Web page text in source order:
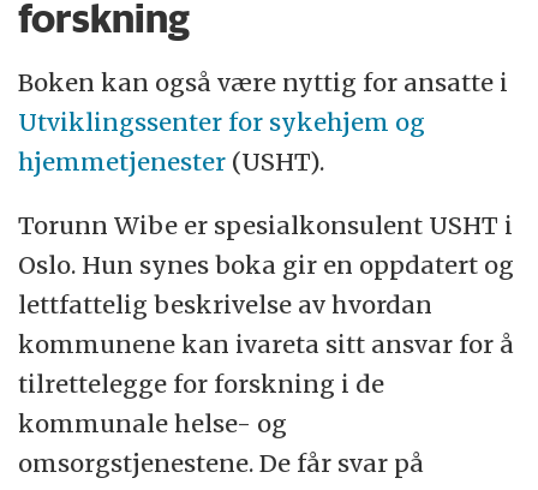
forskning
Boken kan også være nyttig for ansatte i
Utviklingssenter for sykehjem og
hjemmetjenester (USHT).
Torunn Wibe er spesialkonsulent USHT i
Oslo. Hun synes boka gir en oppdatert og
lettfattelig beskrivelse av hvordan
kommunene kan ivareta sitt ansvar for å
tilrettelegge for forskning i de
kommunale helse- og
omsorgstjenestene. De får svar på